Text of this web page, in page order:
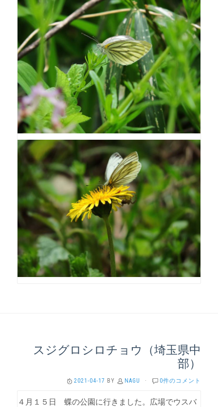
スジグロシロチョウ（埼玉県中
部）
2021-04-17 BY NAGU · 0件のコメント
４月１５日 蝶の公園に行きました。広場でウスバ